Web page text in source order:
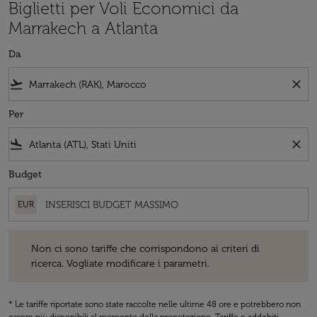
Biglietti per Voli Economici da
Marrakech a Atlanta
Da
flight_takeoff close
Per
flight_land close
Budget
EUR
Non ci sono tariffe che corrispondono ai criteri di
ricerca. Vogliate modificare i parametri.
* Le tariffe riportate sono state raccolte nelle ultime 48 ore e potrebbero non